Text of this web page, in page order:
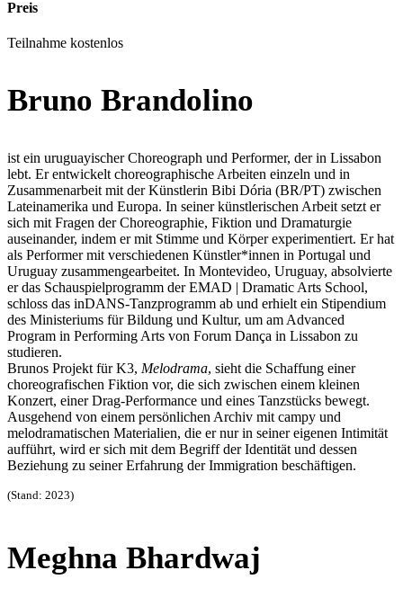
Preis
Teilnahme kostenlos
Bruno Brandolino
ist ein uruguayischer Choreograph und Performer, der in Lissabon
lebt. Er entwickelt choreographische Arbeiten einzeln und in
Zusammenarbeit mit der Künstlerin Bibi Dória (BR/PT) zwischen
Lateinamerika und Europa. In seiner künstlerischen Arbeit setzt er
sich mit Fragen der Choreographie, Fiktion und Dramaturgie
auseinander, indem er mit Stimme und Körper experimentiert. Er hat
als Performer mit verschiedenen Künstler*innen in Portugal und
Uruguay zusammengearbeitet. In Montevideo, Uruguay, absolvierte
er das Schauspielprogramm der EMAD | Dramatic Arts School,
schloss das inDANS-Tanzprogramm ab und erhielt ein Stipendium
des Ministeriums für Bildung und Kultur, um am Advanced
Program in Performing Arts von Forum Dança in Lissabon zu
studieren.
Brunos Projekt für K3, Melodrama, sieht die Schaffung einer
choreografischen Fiktion vor, die sich zwischen einem kleinen
Konzert, einer Drag-Performance und eines Tanzstücks bewegt.
Ausgehend von einem persönlichen Archiv mit campy und
melodramatischen Materialien, die er nur in seiner eigenen Intimität
aufführt, wird er sich mit dem Begriff der Identität und dessen
Beziehung zu seiner Erfahrung der Immigration beschäftigen.
(Stand: 2023)
Meghna Bhardwaj